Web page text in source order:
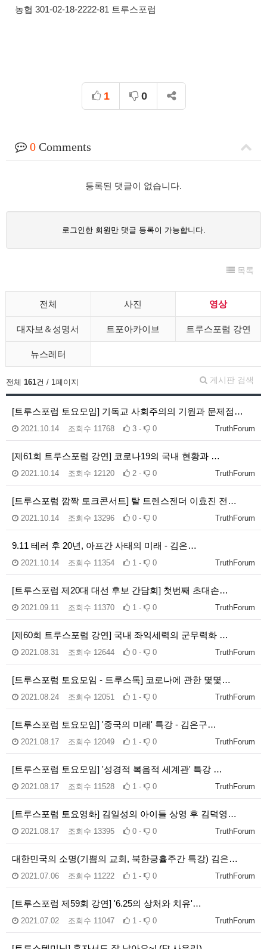
농협 301-02-18-2222-81 트루스포럼
1 0
0 Comments
등록된 댓글이 없습니다.
로그인한 회원만 댓글 등록이 가능합니다.
목록
전체 사진 영상
대자보＆성명서 트포아카이브 트루스포럼 강연
뉴스레터
게시판 검색
전체 161건 / 1페이지
[트루스포럼 토요모임] 기독교 사회주의의 기원과 문제점…
TruthForum
2021.10.14 조회수 11768 3 - 0
[제61회 트루스포럼 강연] 코로나19의 국내 현황과 …
TruthForum
2021.10.14 조회수 12120 2 - 0
[트루스포럼 깜짝 토크콘서트] 탈 트렌스젠더 이효진 전…
TruthForum
2021.10.14 조회수 13296 0 - 0
9.11 테러 후 20년, 아프간 사태의 미래 - 김은…
TruthForum
2021.10.14 조회수 11354 1 - 0
[트루스포럼 제20대 대선 후보 간담회] 첫번째 초대손…
TruthForum
2021.09.11 조회수 11370 1 - 0
[제60회 트루스포럼 강연] 국내 좌익세력의 군무력화 …
TruthForum
2021.08.31 조회수 12644 0 - 0
[트루스포럼 토요모임 - 트루스톡] 코로나에 관한 몇몇…
TruthForum
2021.08.24 조회수 12051 1 - 0
[트루스포럼 토요모임] '중국의 미래' 특강 - 김은구…
TruthForum
2021.08.17 조회수 12049 1 - 0
[트루스포럼 토요모임] '성경적 복음적 세계관' 특강 …
TruthForum
2021.08.17 조회수 11528 1 - 0
[트루스포럼 토요영화] 김일성의 아이들 상영 후 김덕영…
TruthForum
2021.08.17 조회수 13395 0 - 0
대한민국의 소명(기쁨의 교회, 북한긍휼주간 특강) 김은…
TruthForum
2021.07.06 조회수 11222 1 - 0
[트루스포럼 제59회 강연] '6.25의 상처와 치유'…
TruthForum
2021.07.02 조회수 11047 1 - 0